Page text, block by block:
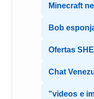
Minecraft
Bob
Ofertas
Chat
"videos e